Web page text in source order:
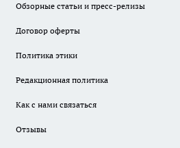
Обзорные статьи и пресс-релизы
Договор оферты
Политика этики
Редакционная политика
Как с нами связаться
Отзывы